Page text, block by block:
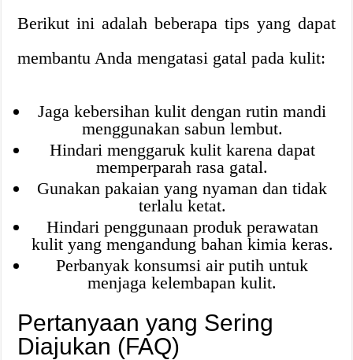
Berikut ini adalah beberapa tips yang dapat
membantu Anda mengatasi gatal pada kulit:
Jaga kebersihan kulit dengan rutin mandi
menggunakan sabun lembut.
Hindari menggaruk kulit karena dapat
memperparah rasa gatal.
Gunakan pakaian yang nyaman dan tidak
terlalu ketat.
Hindari penggunaan produk perawatan
kulit yang mengandung bahan kimia keras.
Perbanyak konsumsi air putih untuk
menjaga kelembapan kulit.
Pertanyaan yang Sering
Diajukan (FAQ)